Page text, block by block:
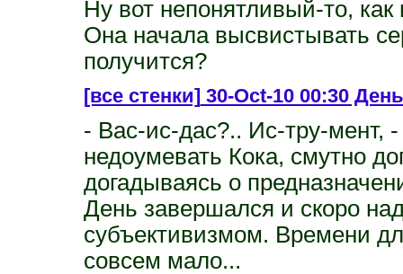
Ну вот непонятливый-то,
Она начала высвистывать
получится?
[все стенки]30-Oct-10 00:30
- Вас-ис-дас?.. Ис-тру-мент,
недоумевать Кока, смутно
догадываясь о
День завершался и скоро
субъективизмом. Времени
совсем мало...